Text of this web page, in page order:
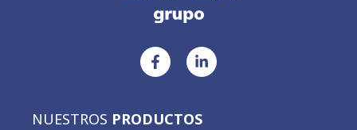
NUESTROS PRODUCTOS